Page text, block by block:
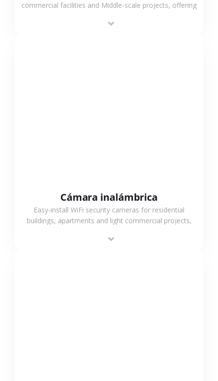
commercial facilities and Middle-scale projects, offering
support.
Cámara inalámbrica
Easy-install WiFi security cameras for residential
buildings, apartments and light commercial projects,
surveillance solutions.